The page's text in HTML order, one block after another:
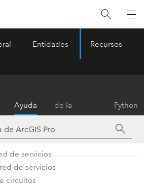
Entidades Recursos
Ayuda
de la
herramienta
Python
de servicios
de servicios
circuitos